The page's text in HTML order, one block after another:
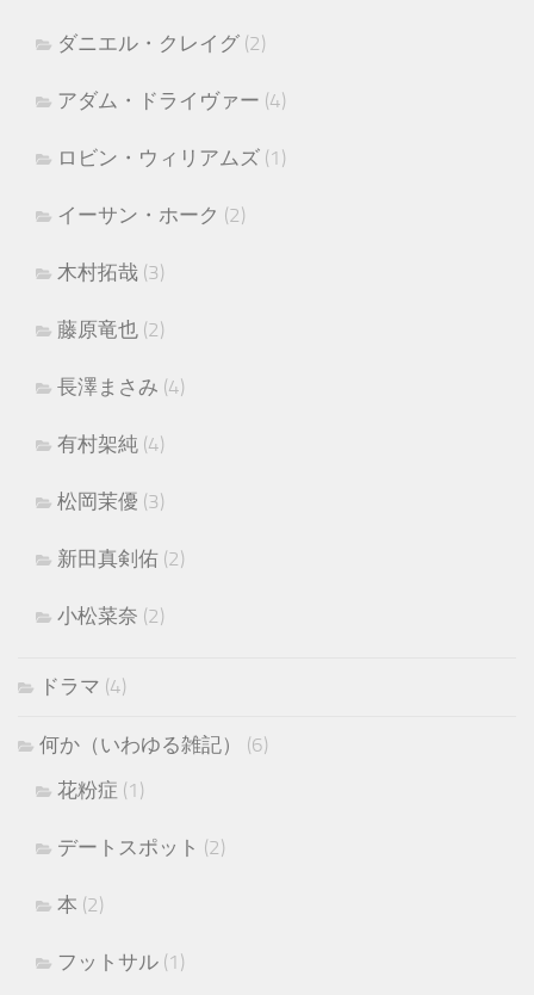
ダニエル・クレイグ (2)
アダム・ドライヴァー (4)
ロビン・ウィリアムズ (1)
イーサン・ホーク (2)
木村拓哉 (3)
藤原竜也 (2)
長澤まさみ (4)
有村架純 (4)
松岡茉優 (3)
新田真剣佑 (2)
小松菜奈 (2)
ドラマ (4)
何か（いわゆる雑記）
(6)
花粉症 (1)
デートスポット (2)
本 (2)
フットサル (1)